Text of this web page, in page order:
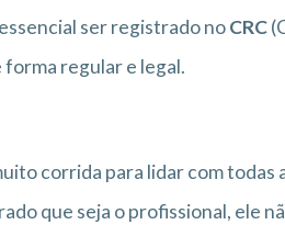
ser registrado noCRC
regular e legal.
corrida para lidar com todas
que seja o profissional, ele